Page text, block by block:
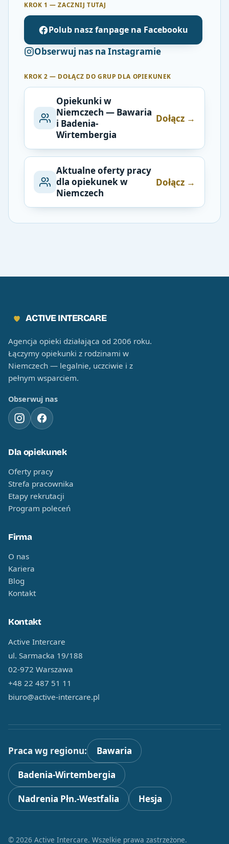
KROK 1 — ZACZNIJ TUTAJ
Polub nasz fanpage na Facebooku
Obserwuj nas na Instagramie
KROK 2 — DOŁĄCZ DO GRUP DLA OPIEKUNEK
Opiekunki w
Niemczech — Bawaria
i Badenia-
Wirtembergia
Dołącz →
Aktualne oferty pracy
dla opiekunek w
Niemczech
Dołącz →
ACTIVE INTERCARE
Agencja opieki działająca od 2006 roku.
Łączymy opiekunki z rodzinami w
Niemczech — legalnie, uczciwie i z
pełnym wsparciem.
Obserwuj nas
Dla opiekunek
Oferty pracy
Strefa pracownika
Etapy rekrutacji
Program poleceń
Firma
O nas
Kariera
Blog
Kontakt
Kontakt
Active Intercare
ul. Sarmacka 19/188
02-972 Warszawa
+48 22 487 51 11
biuro@active-intercare.pl
Praca wg regionu: Bawaria
Badenia-Wirtembergia
Nadrenia Płn.-Westfalia Hesja
© 2026 Active Intercare. Wszelkie prawa zastrzeżone.